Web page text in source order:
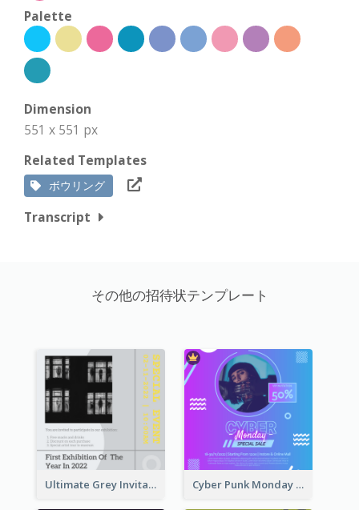
Palette
Dimension
551 x 551 px
Related Templates
ボウリング
Transcript
その他の招待状テンプレート
Ultimate Grey Invitation Design Template Cyber Punk Monday Discount Invitation Design